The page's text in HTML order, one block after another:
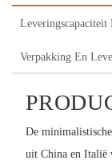
Verpakking En
De
uit China en Italië